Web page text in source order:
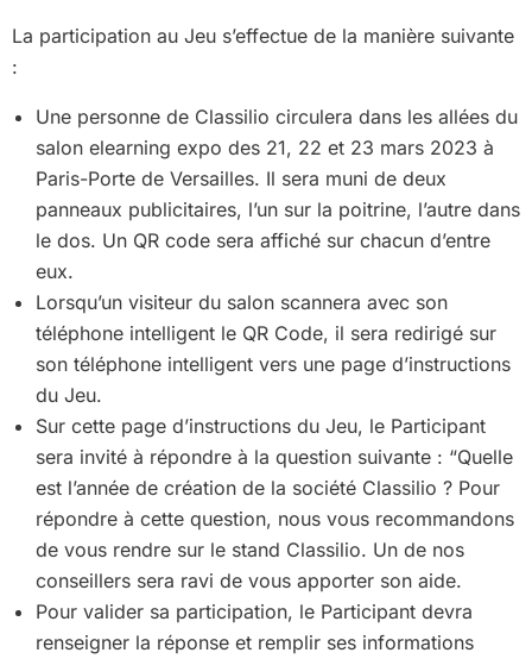
La participation au Jeu s’effectue de la manière suivante
:
Une personne de Classilio circulera dans les allées du
salon elearning expo des 21, 22 et 23 mars 2023 à
Paris-Porte de Versailles. Il sera muni de deux
panneaux publicitaires, l’un sur la poitrine, l’autre dans
le dos. Un QR code sera affiché sur chacun d’entre
eux.
Lorsqu’un visiteur du salon scannera avec son
téléphone intelligent le QR Code, il sera redirigé sur
son téléphone intelligent vers une page d’instructions
du Jeu.
Sur cette page d’instructions du Jeu, le Participant
sera invité à répondre à la question suivante : “Quelle
est l’année de création de la société Classilio ? Pour
répondre à cette question, nous vous recommandons
de vous rendre sur le stand Classilio. Un de nos
conseillers sera ravi de vous apporter son aide.
Pour valider sa participation, le Participant devra
renseigner la réponse et remplir ses informations